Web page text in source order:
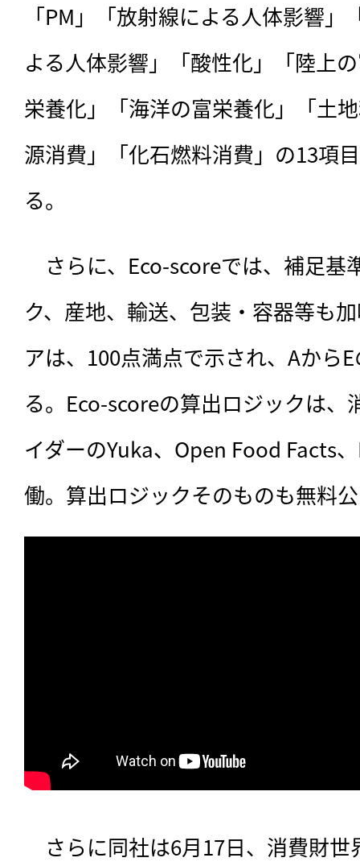
「PM」「放射線による人体影響
よる人体影響」「酸性化」「陸上
栄養化」「海洋の富栄養化」「土
源消費」「化石燃料消費」の13項
る。
さらに、Eco-scoreでは、補足基
ク、産地、輸送、包装・容器等も
アは、100点満点で示され、Aから
る。Eco-scoreの算出ロジックは、
イダーのYuka、Open Food Facts
働。算出ロジックそのものも無料
さらに同社は6月17日、消費財世